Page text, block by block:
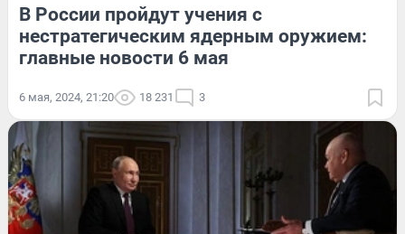
В России пройдут учения с
нестратегическим ядерным оружием:
главные новости 6 мая
6 мая, 2024, 21:20 18 231 3